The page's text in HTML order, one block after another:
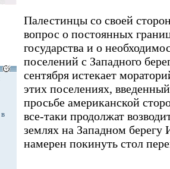
Палестинцы со своей
вопрос о постоянных
государства и о
поселений с Западного
сентября истекает
этих поселениях,
просьбе американской
все-таки продолжат
землях на Западном
намерен покинуть стол